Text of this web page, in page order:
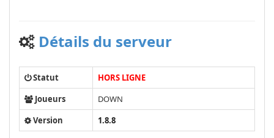
Détails du serveur
Statut
HORS LIGNE
Joueurs
DOWN
Version
1.8.8